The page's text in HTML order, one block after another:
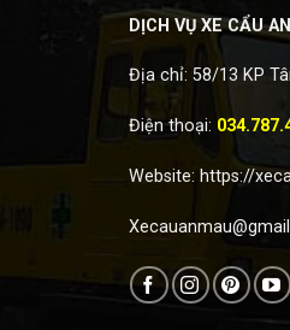
DỊCH VỤ XE CẨU
Địa chỉ: 58/13 KP
Điện thoại:
Website: https://